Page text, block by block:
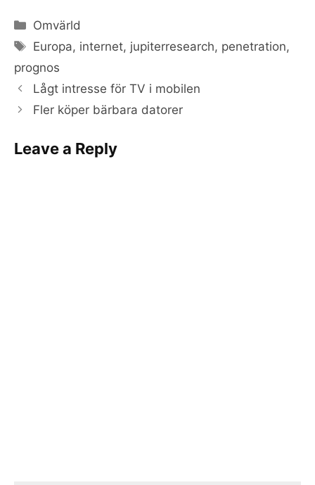
Categories
Omvärld
Tags
Europa, internet, jupiterresearch, penetration,
prognos
Lågt intresse för TV i mobilen
Fler köper bärbara datorer
Leave a Reply